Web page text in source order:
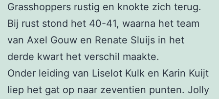
Grasshoppers rustig en knokte zich terug.
Bij rust stond het 40-41, waarna het team
van Axel Gouw en Renate Sluijs in het
derde kwart het verschil maakte.
Onder leiding van Liselot Kulk en Karin Kuijt
liep het gat op naar zeventien punten. Jolly